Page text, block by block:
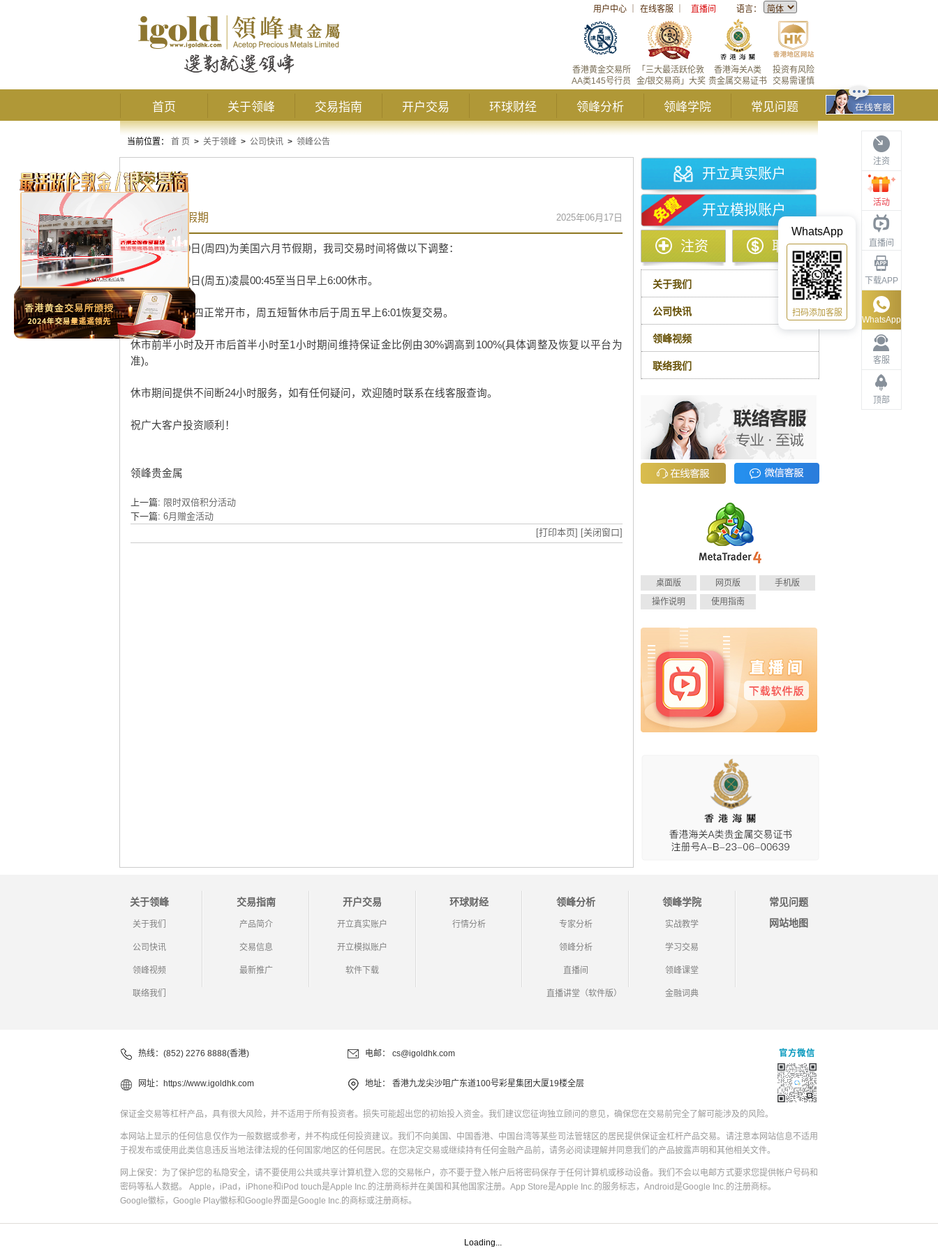
用户中心 在线客服 直播间 语言：
投资有风险
交易需谨慎
香港海关A类
贵金属交易证书
「三大最活跃伦敦
金/银交易商」大奖
香港黄金交易所
AA类145号行员
首页 关于领峰 交易指南 开户交易 环球财经 领峰分析 领峰学院 常见问题
注资
活动
直播间
下载APP
客服
顶部
WhatsApp
WhatsApp
扫码添加客服
当前位置： 首 页 > 关于领峰 > 公司快讯 > 领峰公告
领峰公告
美国六月节假期 2025年06月17日
2025年6月19日 (周四)为美国六月节假期，我司交易时间将做以下调整：
20日 (周五)凌晨00:45至当日早上6:00休市。
温馨提示：周四正常开市，周五短暂休市后于周五早上6:01恢复交易。
休市前半小时及开市后首半小时至1小时期间维持保证金比例由30%调高到 100%(具体调整及恢复以平台为
准)。
休市期间提供不间断24小时服务，如有任何疑问，欢迎随时联系在线客服查询。
祝广大客户投资顺利！
领峰贵金属
上一篇: 限时双倍积分活动
下一篇: 6月赠金活动
[打印本页] [关闭窗口]
开立真实账户
开立模拟账户
注资 取款
关于我们
公司快讯
领峰视频
联络我们
桌面版 网页版
手机版
操作说明
使用指南
关于领峰
关于我们
公司快讯
领峰视频
联络我们
交易指南
产品简介
交易信息
最新推广
开户交易
开立真实账户
开立模拟账户
软件下载
环球财经
行情分析
领峰分析
专家分析
领峰分析
直播间
直播讲堂（软件版）
领峰学院
实战教学
学习交易
领峰课堂
金融词典
常见问题
网站地图
热线：(852) 2276 8888(香港) 电邮： cs@igoldhk.com
网址： https://www.igoldhk.com 地址： 香港九龙尖沙咀广东道100号彩星集团大厦19楼全层
官方微信
保证金交易等杠杆产品，具有很大风险，并不适用于所有投资者。损失可能超出您的初始投入资金。我们建议您征询独立顾问的意见，确保您在交易前完全了解可能涉及的风险。
本网站上显示的任何信息仅作为一般数据或参考，并不构成任何投资建议。我们不向美国、中国香港、中国台湾等某些司法管辖区的居民提供保证金杠杆产品交易。请注意本网站信息不适用
于视发布或使用此类信息违反当地法律法规的任何国家/地区的任何居民。在您决定交易或继续持有任何金融产品前，请务必阅读理解并同意我们的产品披露声明和其他相关文件。
网上保安：为了保护您的私隐安全，请不要使用公共或共享计算机登入您的交易帐户，亦不要于登入帐户后将密码保存于任何计算机或移动设备。我们不会以电邮方式要求您提供帐户号码和
密码等私人数据。 Apple，iPad，iPhone和iPod touch是Apple Inc.的注册商标并在美国和其他国家注册。App Store是Apple Inc.的服务标志，Android是Google Inc.的注册商标。
Google徽标，Google Play徽标和Google界面是Google Inc.的商标或注册商标。
Loading...